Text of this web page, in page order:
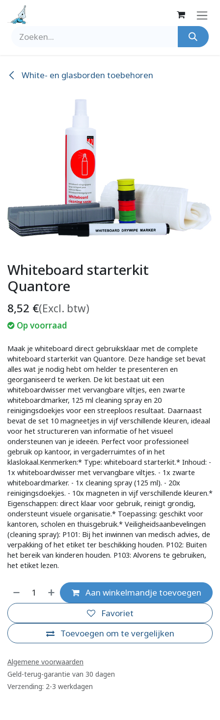
Overslaan naar inhoud
White- en glasborden toebehoren
Whiteboard starterkit
Quantore
8,52 €(Excl. btw)
Op voorraad
Maak je whiteboard direct gebruiksklaar met de complete
whiteboard starterkit van Quantore. Deze handige set bevat
alles wat je nodig hebt om helder te presenteren en
georganiseerd te werken. De kit bestaat uit een
whiteboardwisser met vervangbare viltjes, een zwarte
whiteboardmarker, 125 ml cleaning spray en 20
reinigingsdoekjes voor een streeploos resultaat. Daarnaast
bevat de set 10 magneetjes in vijf verschillende kleuren, ideaal
voor het structureren van informatie of het visueel
ondersteunen van je ideeën. Perfect voor professioneel
gebruik op kantoor, in vergaderruimtes of in het
klaslokaal.Kenmerken:* Type: whiteboard starterkit.* Inhoud: -
1x whiteboardwisser met vervangbare viltjes. - 1x zwarte
whiteboardmarker. - 1x cleaning spray (125 ml). - 20x
reinigingsdoekjes. - 10x magneten in vijf verschillende kleuren.*
Eigenschappen: direct klaar voor gebruik, reinigt grondig,
ondersteunt visuele organisatie.* Toepassing: geschikt voor
kantoren, scholen en thuisgebruik.* Veiligheidsaanbevelingen
(cleaning spray): P101: Bij het inwinnen van medisch advies, de
verpakking of het etiket ter beschikking houden. P102: Buiten
het bereik van kinderen houden. P103: Alvorens te gebruiken,
het etiket lezen.
Aan winkelmandje toevoegen
Toevoegen om te vergelijken
Favoriet
Algemene voorwaarden
Geld-terug-garantie van 30 dagen
Verzending: 2-3 werkdagen